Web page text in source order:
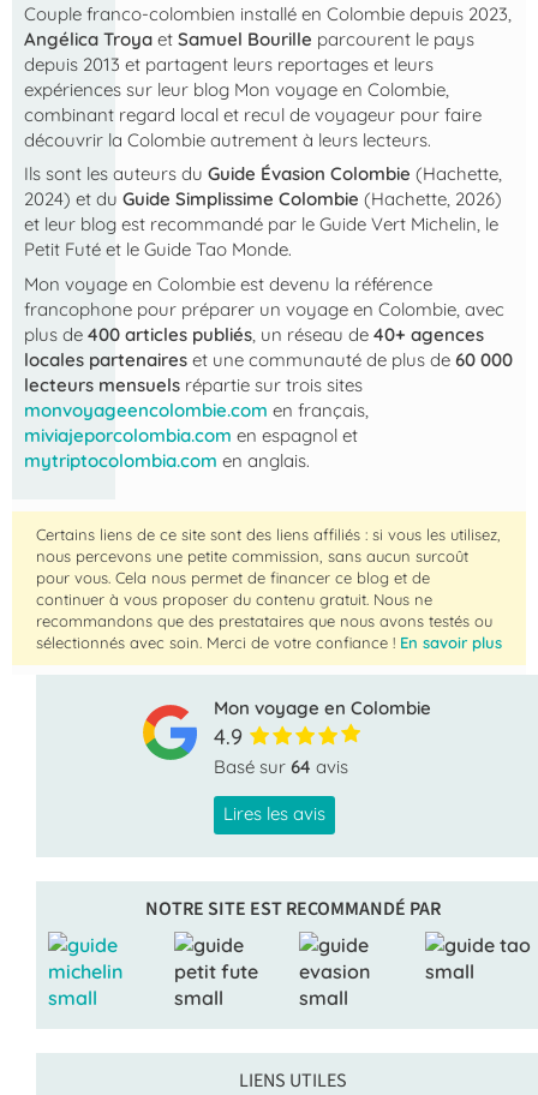
Couple franco-colombien installé en Colombie depuis 2023,
Angélica Troya et Samuel Bourille parcourent le pays
depuis 2013 et partagent leurs reportages et leurs
expériences sur leur blog Mon voyage en Colombie,
combinant regard local et recul de voyageur pour faire
découvrir la Colombie autrement à leurs lecteurs.
Ils sont les auteurs du Guide Évasion Colombie (Hachette,
2024) et du Guide Simplissime Colombie (Hachette, 2026)
et leur blog est recommandé par le Guide Vert Michelin, le
Petit Futé et le Guide Tao Monde.
Mon voyage en Colombie est devenu la référence
francophone pour préparer un voyage en Colombie, avec
plus de 400 articles publiés, un réseau de 40+ agences
locales partenaires et une communauté de plus de 60 000
lecteurs mensuels répartie sur trois sites
monvoyageencolombie.com en français,
miviajeporcolombia.com en espagnol et
mytriptocolombia.com en anglais.
Certains liens de ce site sont des liens affiliés : si vous les utilisez,
nous percevons une petite commission, sans aucun surcoût
pour vous. Cela nous permet de financer ce blog et de
continuer à vous proposer du contenu gratuit. Nous ne
recommandons que des prestataires que nous avons testés ou
sélectionnés avec soin. Merci de votre confiance ! En savoir plus
Mon voyage en Colombie
4.9
Basé sur 64 avis
Lires les avis
NOTRE SITE EST RECOMMANDÉ PAR
LIENS UTILES